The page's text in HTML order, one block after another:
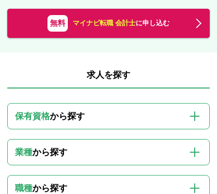
無料 マイナビ転職 会計士に申し込む
求人を探す
保有資格から探す
業種から探す
職種から探す